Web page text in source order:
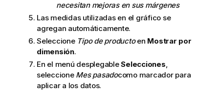
necesitan mejoras en sus márgenes
Las medidas utilizadas en el gráfico se
agregan automáticamente.
Seleccione Tipo de productoen Mostrar por
dimensión.
En el menú desplegableSelecciones,
seleccione Mes pasadocomo marcador para
aplicar a los datos.